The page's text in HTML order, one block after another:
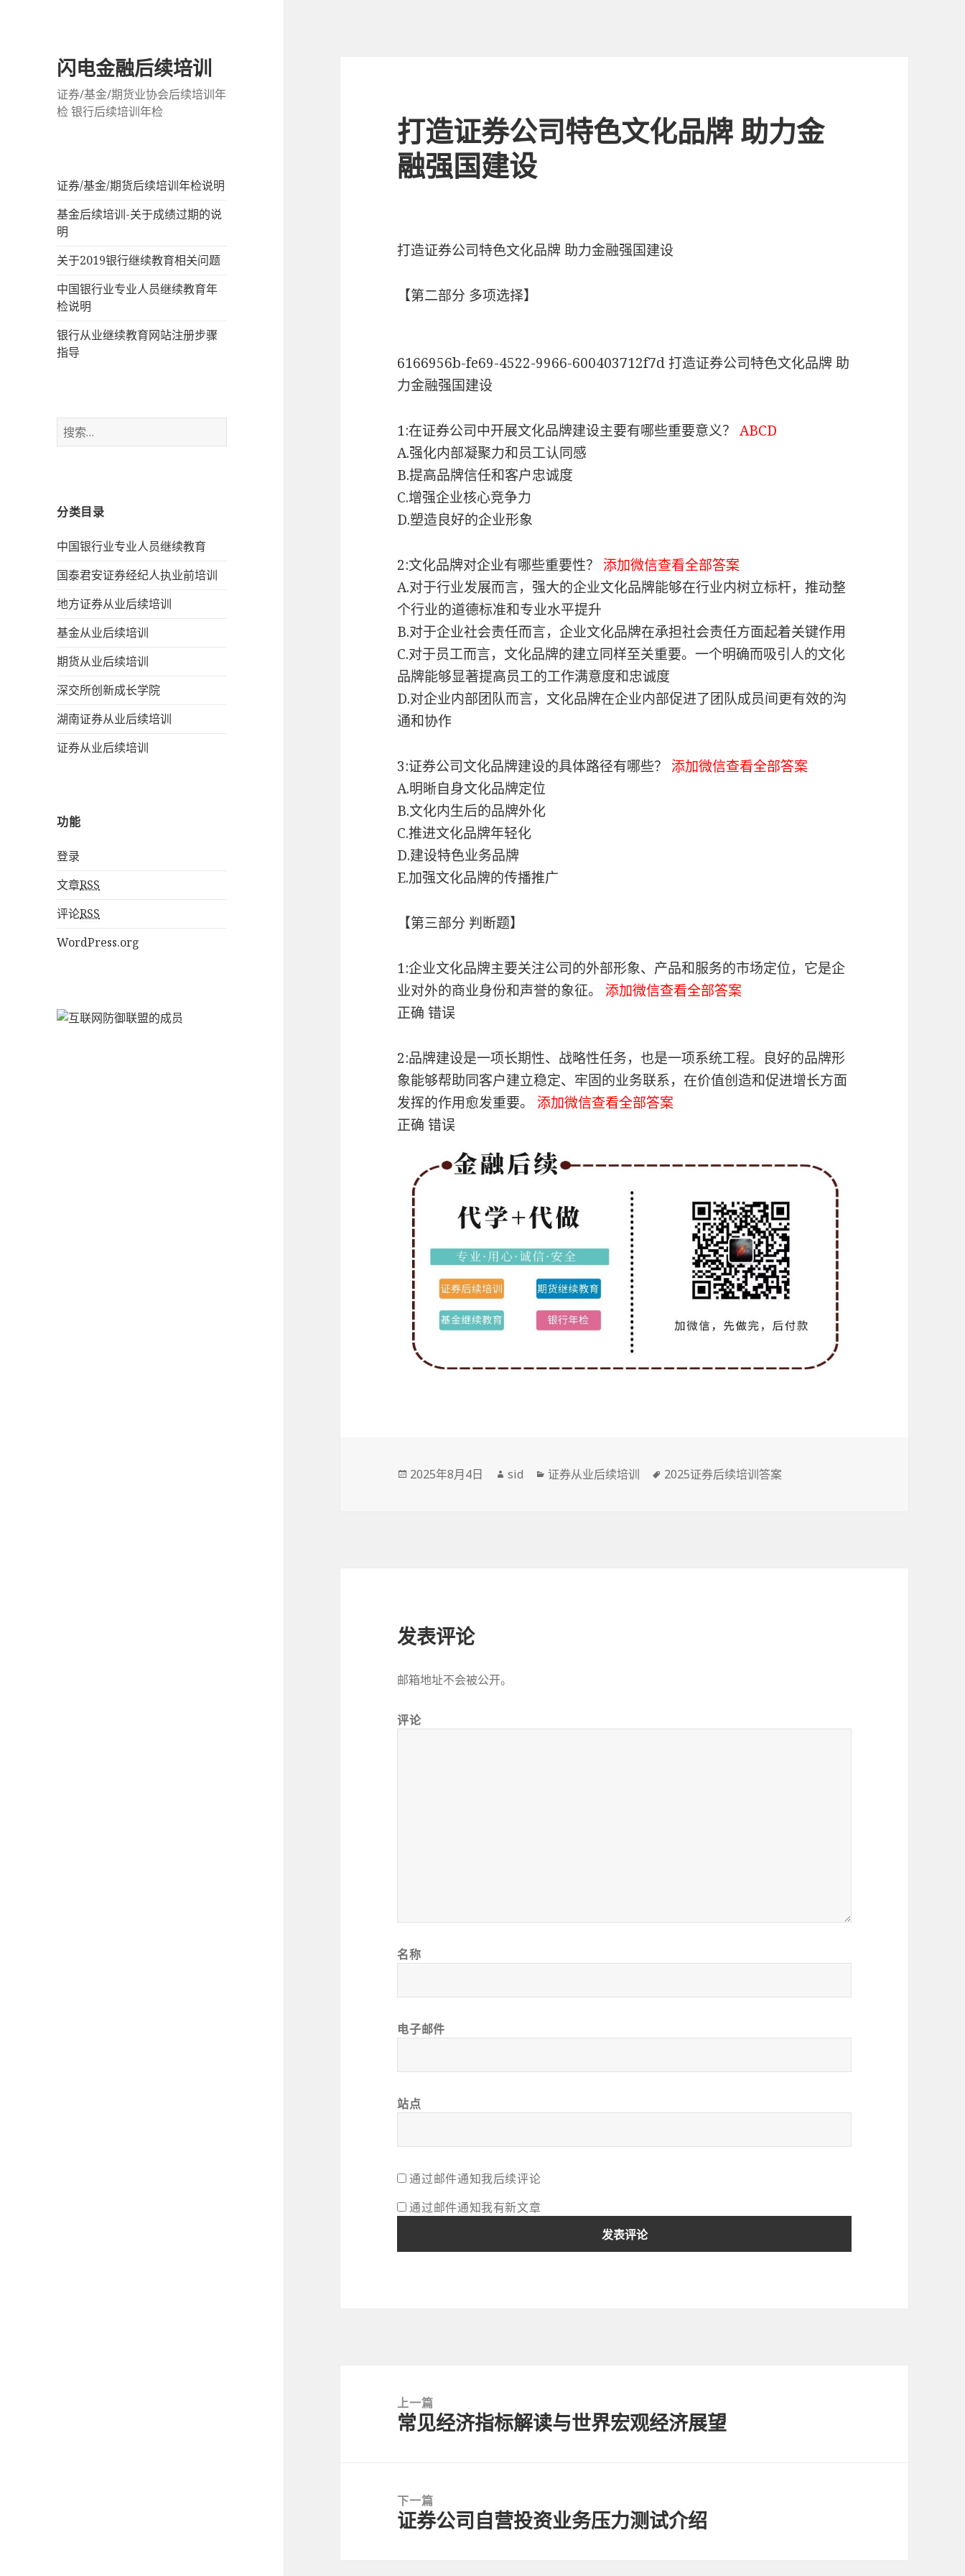
闪电金融后续培训
证券/基金/期货业协会后续培训年
检 银行后续培训年检
证券/基金/期货后续培训年检说明
基金后续培训-关于成绩过期的说
明
关于2019银行继续教育相关问题
中国银行业专业人员继续教育年
检说明
银行从业继续教育网站注册步骤
指导
搜
索：
分类目录
中国银行业专业人员继续教育
国泰君安证券经纪人执业前培训
地方证券从业后续培训
基金从业后续培训
期货从业后续培训
深交所创新成长学院
湖南证券从业后续培训
证券从业后续培训
功能
登录
文章RSS
评论RSS
WordPress.org
打造证券公司特色文化品牌 助力金
融强国建设
打造证券公司特色文化品牌 助力金融强国建设
【第二部分 多项选择】
6166956b-fe69-4522-9966-600403712f7d 打造证券公司特色文化品牌 助
力金融强国建设
1:在证券公司中开展文化品牌建设主要有哪些重要意义？ABCD
A.强化内部凝聚力和员工认同感
B.提高品牌信任和客户忠诚度
C.增强企业核心竞争力
D.塑造良好的企业形象
2:文化品牌对企业有哪些重要性？ 添加微信查看全部答案
A.对于行业发展而言，强大的企业文化品牌能够在行业内树立标杆，推动整
个行业的道德标准和专业水平提升
B.对于企业社会责任而言，企业文化品牌在承担社会责任方面起着关键作用
C.对于员工而言，文化品牌的建立同样至关重要。一个明确而吸引人的文化
品牌能够显著提高员工的工作满意度和忠诚度
D.对企业内部团队而言，文化品牌在企业内部促进了团队成员间更有效的沟
通和协作
3:证券公司文化品牌建设的具体路径有哪些？ 添加微信查看全部答案
A.明晰自身文化品牌定位
B.文化内生后的品牌外化
C.推进文化品牌年轻化
D.建设特色业务品牌
E.加强文化品牌的传播推广
【第三部分 判断题】
1:企业文化品牌主要关注公司的外部形象、产品和服务的市场定位，它是企
业对外的商业身份和声誉的象征。 添加微信查看全部答案
正确 错误
2:品牌建设是一项长期性、战略性任务，也是一项系统工程。良好的品牌形
象能够帮助同客户建立稳定、牢固的业务联系，在价值创造和促进增长方面
发挥的作用愈发重要。 添加微信查看全部答案
正确 错误
发
2025年8月4日
作
sid
分
证券从业后续培训
标
2025证券后续培训答案
发表评论
邮箱地址不会被公开。
评论
名称
电子邮件
站点
通过邮件通知我后续评论
通过邮件通知我有新文章
上一篇
上
常见经济指标解读与世界宏观经济展望
下一篇
下
证券公司自营投资业务压力测试介绍